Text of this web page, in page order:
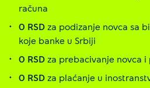
računa
0 RSD za podizanje novca sa
koje banke u Srbiji
0 RSD za prebacivanje novca i
0 RSD za plaćanje u